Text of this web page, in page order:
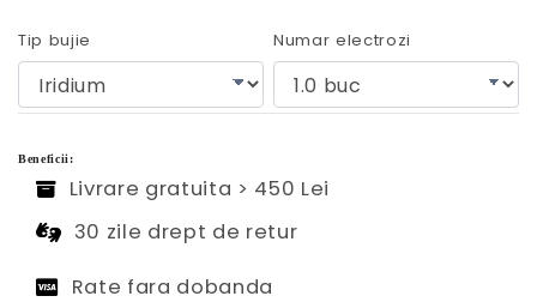
Tip bujie Numar electrozi
Beneficii:
Livrare gratuita > 450 Lei
30 zile drept de retur
Rate fara dobanda